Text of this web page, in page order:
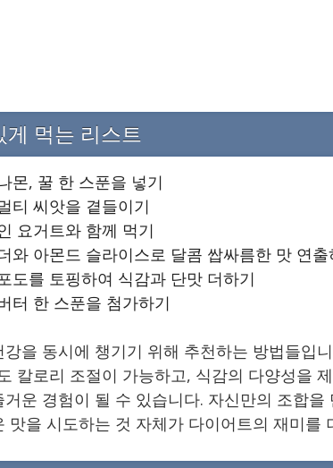
게 먹는 리스트
몬, 꿀 한 스푼을 넣기
티 씨앗을 곁들이기
요거트와 함께 먹기
와 아몬드 슬라이스로 달콤 쌉싸름한 맛 연출
도를 토핑하여 식감과 단맛 더하기
터 한 스푼을 첨가하기
을 동시에 챙기기 위해 추천하는 방법들입
칼로리 조절이 가능하고, 식감의 다양성을
운 경험이 될 수 있습니다. 자신만의 조합을
맛을 시도하는 것 자체가 다이어트의 재미를